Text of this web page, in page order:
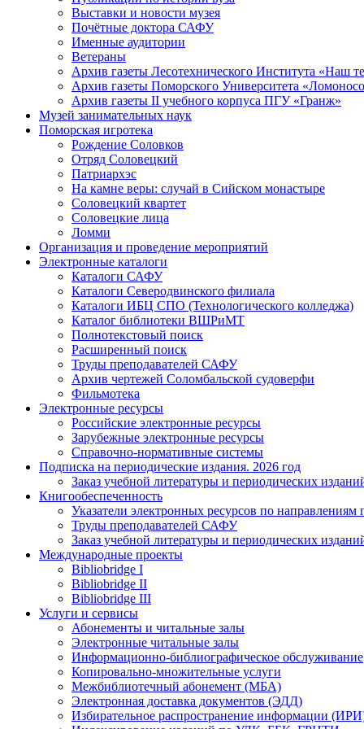
Выставки и новости музея
Почётные доктора САФУ
Именные аудитории
Ветераны
Архив газеты Лесотехнического Института «Наш
Архив газеты Поморского Университета
Архив газеты II учебного корпуса ПГУ «Гранж»
Музей занимательных наук
Поморская игротека
Рождение Соловков
Отряд Соловецкий
Патриархэс
На камне веры: случай в Сийском монастыре
Соловецкий квартет
Соловецкие лица
Ломми
Организация и проведение мероприятий
Электронные каталоги
Каталоги САФУ
Каталоги Северодвинского филиала
Каталоги ИБЦ СПО (Технологического колледжа)
Каталог библиотеки ВШРиМТ
Полнотекстовый поиск
Расширенный поиск
Труды преподавателей САФУ
Архив чертежей Соломбальской судоверфи
Фильмотека
Электронные ресурсы
Российские электронные ресурсы
Зарубежные электронные ресурсы
Справочно-нормативные системы
Подписка на периодические издания. 2026 год
Заказ учебной литературы и периодических
Книгообеспеченность
Указатели электронных ресурсов по направлениям
Труды преподавателей САФУ
Заказ учебной литературы и периодических
Международные проекты
Bibliobridge I
Bibliobridge II
Bibliobridge III
Услуги и сервисы
Абонементы и читальные залы
Электронные читальные залы
Информационно-библиографическое обслуживание
Копировально-множительные услуги
Межбиблиотечный абонемент (МБА)
Электронная доставка документов (ЭДД)
Избирательное распространение информации